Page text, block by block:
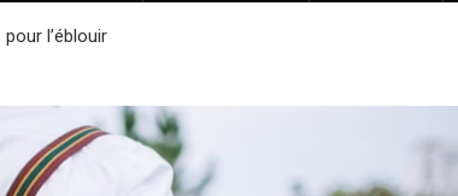
l’éblouir